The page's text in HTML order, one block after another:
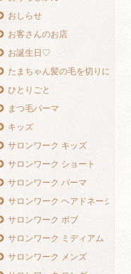
おしらせ
お客さんのお店
お誕生日♡
たまちゃん髪の毛を切りにいく
ひとりごと
まつ毛パーマ
キッズ
サロンワーク キッズ
サロンワーク ショート
サロンワーク パーマ
サロンワーク ヘアドネーション
サロンワーク ボブ
サロンワーク ミディアム
サロンワーク メンズ